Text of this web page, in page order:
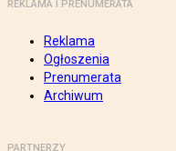
REKLAMA I PRENUMERATA
Reklama
Ogłoszenia
Prenumerata
Archiwum
PARTNERZY